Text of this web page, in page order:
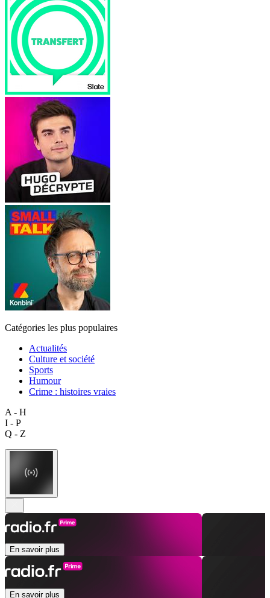
Catégories les plus populaires
Actualités
Culture et société
Sports
Humour
Crime : histoires vraies
A - H
I - P
Q - Z
En savoir plus
En savoir plus